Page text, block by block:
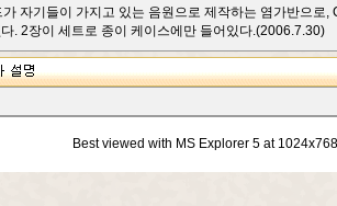
자기들이 가지고 있는 음원으로 제작하는 염가반으로
. 2장이 세트로 종이 케이스에만 들어있다.(2006.7.30)
Best viewed with MS Explorer 5 at